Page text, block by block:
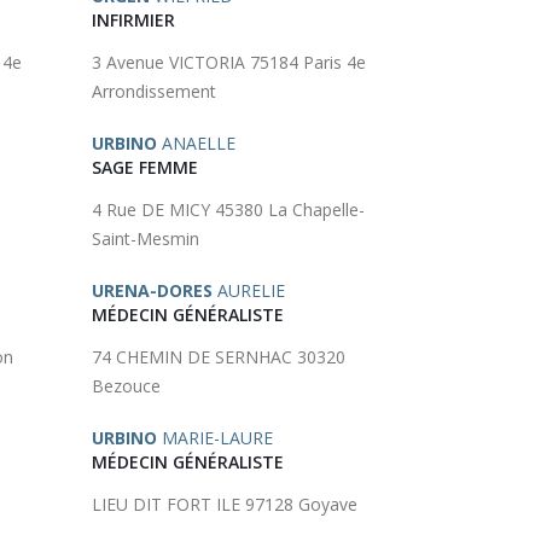
INFIRMIER
3 Avenue VICTORIA 75184 Paris 4e
Arrondissement
URBINO ANAELLE
SAGE FEMME
4 Rue DE MICY 45380 La Chapelle-
Saint-Mesmin
URENA-DORES AURELIE
MÉDECIN GÉNÉRALISTE
74 CHEMIN DE SERNHAC 30320
Bezouce
URBINO MARIE-LAURE
MÉDECIN GÉNÉRALISTE
LIEU DIT FORT ILE 97128 Goyave